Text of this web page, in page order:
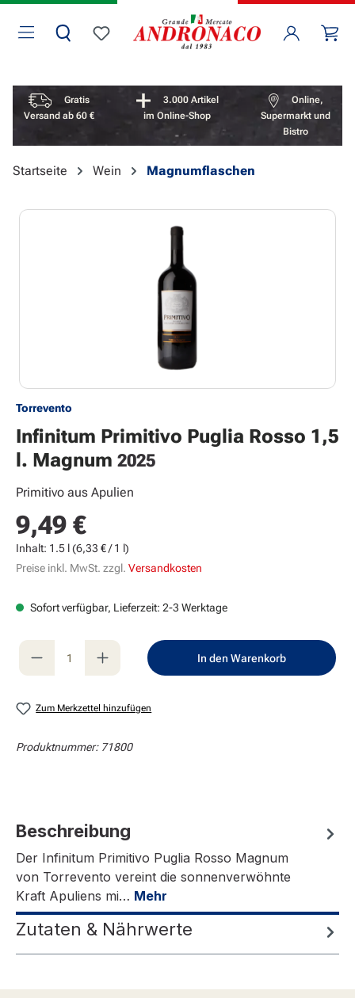
Zum Hauptinhalt springen
Du hast 0 Produkte auf dem Merkzettel
Vorteile überspringen
Gratis
Versand ab 60 €
3.000 Artikel
im Online-Shop
Online,
Supermarkt und
Bistro
Startseite Wein Magnumflaschen
Bildergalerie überspringen
Torrevento
Infinitum Primitivo Puglia Rosso 1,5
l. Magnum 2025
Primitivo aus Apulien
Regulärer Preis:
9,49 €
Inhalt: 1.5 l(6,33 € / 1 l)
Preise inkl. MwSt. zzgl. Versandkosten
Sofort verfügbar, Lieferzeit: 2-3 Werktage
Produkt Anzahl: Gib den gewünschten
In den Warenkorb
Zum Merkzettel hinzufügen
Produktnummer: 71800
Beschreibung
Der Infinitum Primitivo Puglia Rosso Magnum
von Torrevento vereint die sonnenverwöhnte
Kraft Apuliens mi… Mehr
Zutaten & Nährwerte